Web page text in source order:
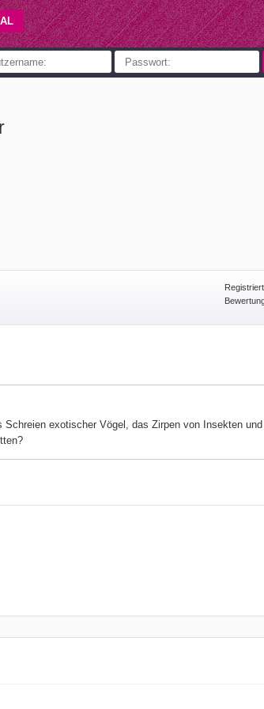
exotischer Vögel, das Zirpen von Insekten